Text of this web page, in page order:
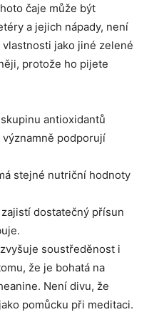
čaje může být
a jejich nápady, není
jako jiné zelené
protože ho pijete
antioxidantů
podporují
stejné nutriční hodnoty
dostatečný přísun
soustředěnost i
že je bohatá na
Není divu, že
pomůcku při meditaci.